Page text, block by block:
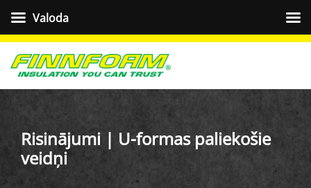
Risinājumi | U-formas paliekošie
veidņi
Valoda